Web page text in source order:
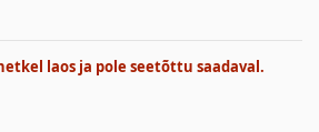
laos ja pole seetõttu saadaval.